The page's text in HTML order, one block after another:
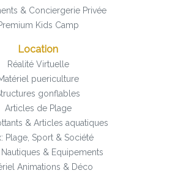
& Conciergerie Privée
Kids Camp
Location
Réalité Virtuelle
puericulture
gonflables
Articles de Plage
& Articles aquatiques
Plage, Sport & Société
Nautiques & Equipements
Animations & Déco